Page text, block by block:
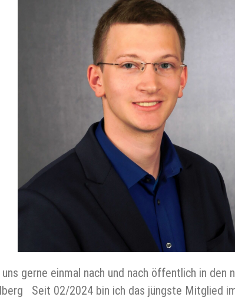
gerne einmal nach und nach öffentlich in den
Seit 02/2024 bin ich das jüngste Mitglied